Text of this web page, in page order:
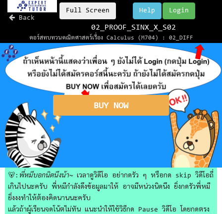
Back
Full Screen Login
Help
02_PROOF_SINX_X_S02
คอร์สทบทวนคณิตศาสตร์เรื่อง Calculus (M704) : 02_DIFF
BUY NOW
🐻: พี่หมีบอกนิดนึงน้า~เวลาดูวิดีโอ อย่ากดรัว ๆ หรือกด skip วิดีโอถี่
เกินไปนะครับ พี่หมีกำลังดึงข้อมูลมาให้ อาจมีหน่วงนิดนึง ยิ่งกดรัวพี่หมี
ยิ่งงงทำให้ต้องคิดนานนะครับ
แล้วถ้าผู้เรียนจดโน้ตไม่ทัน แนะนำให้ใช้วิธีกด Pause วิดีโอ โดยกดตรง